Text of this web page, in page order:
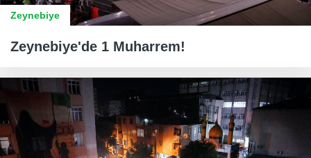
Zeynebiye
Zeynebiye'de 1 Muharrem!